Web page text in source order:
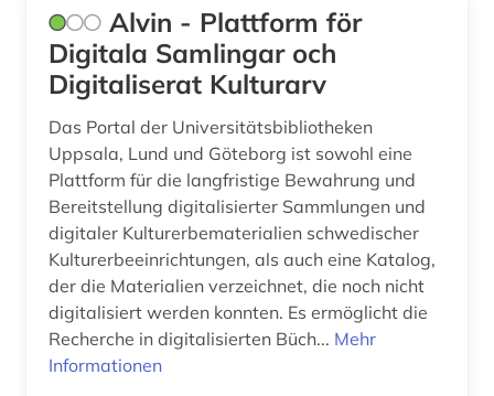
frankreich (1)
franz (2)
frauenbefreiung (1)
frauenforschung (2)
frauengeschichte (1)
frescobaldi (1)
fux (1)
förderpreis für deutsche wissenschaftler im g.
Alvin - Plattform för
Digitala Samlingar och
Digitaliserat Kulturarv
Das Portal der Universitätsbibliotheken
Uppsala, Lund und Göteborg ist sowohl eine
Plattform für die langfristige Bewahrung und
Bereitstellung digitalisierter Sammlungen und
digitaler Kulturerbematerialien schwedischer
Kulturerbeeinrichtungen, als auch eine Katalog,
der die Materialien verzeichnet, die noch nicht
digitalisiert werden konnten. Es ermöglicht die
Recherche in digitalisierten Büch... Mehr
Informationen